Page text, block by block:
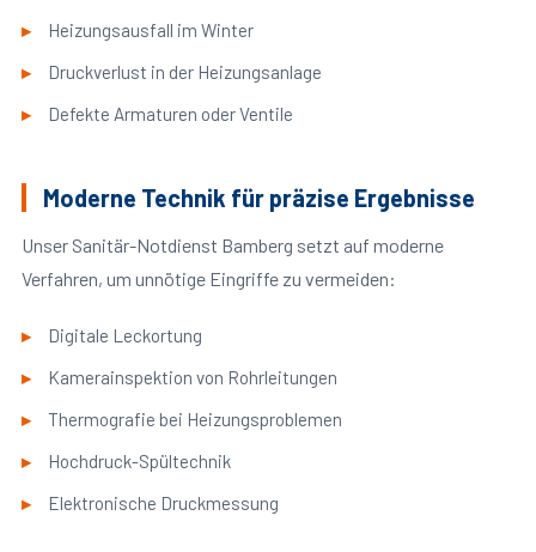
Heizungsausfall im Winter
Druckverlust in der Heizungsanlage
Defekte Armaturen oder Ventile
Moderne Technik für präzise Ergebnisse
Unser Sanitär-Notdienst Bamberg setzt auf moderne
Verfahren, um unnötige Eingriffe zu vermeiden:
Digitale Leckortung
Kamerainspektion von Rohrleitungen
Thermografie bei Heizungsproblemen
Hochdruck-Spültechnik
Elektronische Druckmessung